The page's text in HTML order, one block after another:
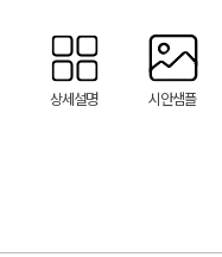
상세설명 시안샘플